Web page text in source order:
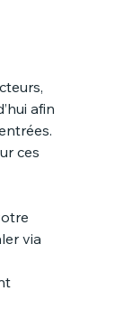
afin
ces
via